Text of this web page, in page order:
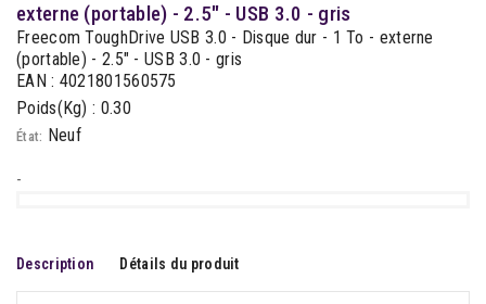
externe (portable) - 2.5" - USB 3.0 - gris
Freecom ToughDrive USB 3.0 - Disque dur - 1 To - externe
(portable) - 2.5" - USB 3.0 - gris
EAN : 4021801560575
Poids(Kg) : 0.30
État: Neuf
-
Description Détails du produit